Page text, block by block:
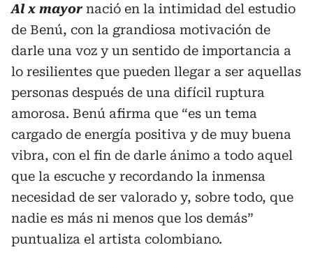
Al x mayor nació en la intimidad del estudio
de Benú, con la grandiosa motivación de
darle una voz y un sentido de importancia a
lo resilientes que pueden llegar a ser aquellas
personas después de una difícil ruptura
amorosa. Benú afirma que “es un tema
cargado de energía positiva y de muy buena
vibra, con el fin de darle ánimo a todo aquel
que la escuche y recordando la inmensa
necesidad de ser valorado y, sobre todo, que
nadie es más ni menos que los demás”
puntualiza el artista colombiano.